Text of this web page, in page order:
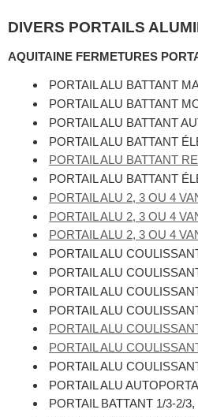
DIVERS PORTAILS
AQUITAINE FERMETURES
PORTAIL ALU BATTANT
PORTAIL ALU BATTANT
PORTAIL ALU BATTANT
PORTAIL ALU BATTANT
PORTAIL ALU BATTANT
PORTAIL ALU BATTANT
PORTAIL ALU 2, 3 OU 4
PORTAIL ALU 2, 3 OU 4
PORTAIL ALU 2, 3 OU 4
PORTAIL ALU
PORTAIL ALU
PORTAIL ALU
PORTAIL ALU
PORTAIL ALU
PORTAIL ALU
PORTAIL ALU
PORTAIL ALU
PORTAIL BATTANT 1/3-2/3,